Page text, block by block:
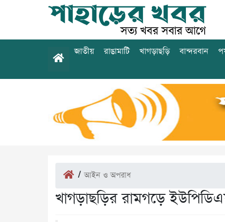
জাতীয় রাঙামাটি খাগড়াছড়ি বান্দরবান
/আইন ও অপরাধ
খাগড়াছড়ির রামগড়ে